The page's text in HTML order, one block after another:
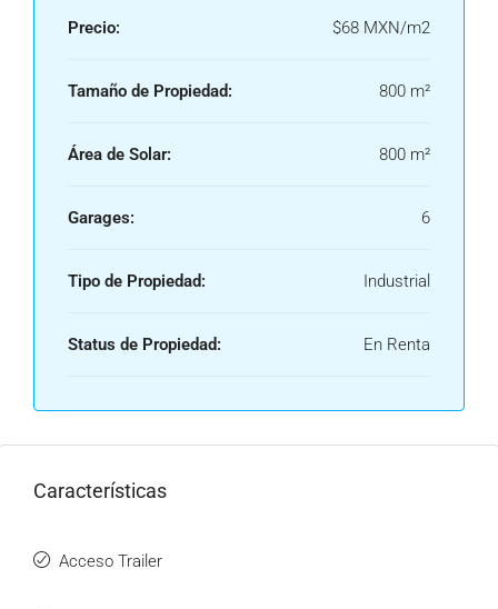
Precio: $68 MXN/m2
Tamaño de Propiedad: 800 m²
Área de Solar: 800 m²
Garages: 6
Tipo de Propiedad: Industrial
Status de Propiedad: En Renta
Características
Acceso Trailer